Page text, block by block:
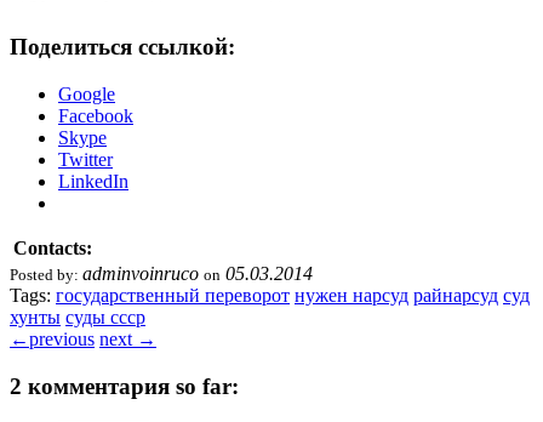
Поделиться ссылкой:
Google
Facebook
Skype
Twitter
LinkedIn
Contacts:
Posted by: adminvoinruco on 05.03.2014
Tags: государственный переворот нужен нарсуд райнарсуд суд
хунты суды ссср
←previous next →
2 комментария so far: